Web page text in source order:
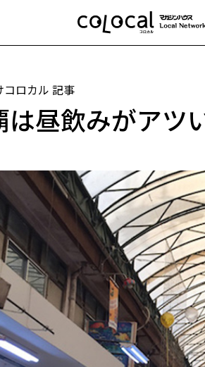
コロカル 記事
は昼飲みがアツ